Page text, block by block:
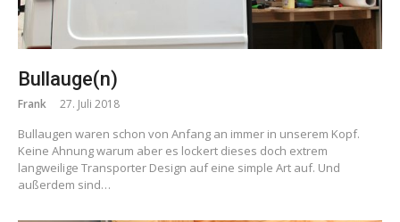
Bullauge(n)
Frank 27. Juli 2018
Bullaugen waren schon von Anfang an immer in unserem Kopf.
Keine Ahnung warum aber es lockert dieses doch extrem
langweilige Transporter Design auf eine simple Art auf. Und
außerdem sind…